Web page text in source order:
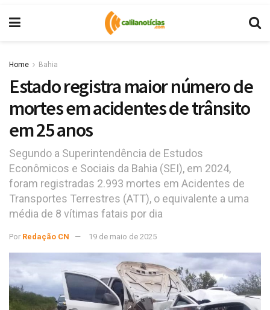
Home Bahia
Estado registra maior número de
mortes em acidentes de trânsito
em 25 anos
Segundo a Superintendência de Estudos
Econômicos e Sociais da Bahia (SEI), em 2024,
foram registradas 2.993 mortes em Acidentes de
Transportes Terrestres (ATT), o equivalente a uma
média de 8 vítimas fatais por dia
Por Redação CN 19 de maio de 2025